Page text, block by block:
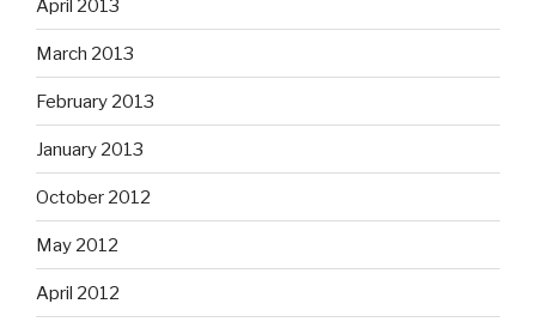
April 2013
March 2013
February 2013
January 2013
October 2012
May 2012
April 2012